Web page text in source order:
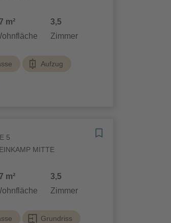
m²
Zimmer
3,5
Aufzug
MITTE
m²
Zimmer
3,5
Grundriss